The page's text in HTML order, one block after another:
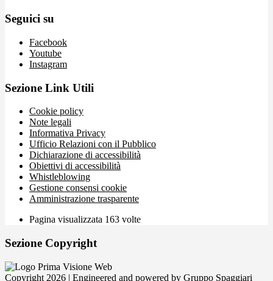
Seguici su
Facebook
Youtube
Instagram
Sezione Link Utili
Cookie policy
Note legali
Informativa Privacy
Ufficio Relazioni con il Pubblico
Dichiarazione di accessibilità
Obiettivi di accessibilità
Whistleblowing
Gestione consensi cookie
Amministrazione trasparente
Pagina visualizzata 163 volte
Sezione Copyright
Copyright 2026 | Engineered and powered by Gruppo Spaggiari